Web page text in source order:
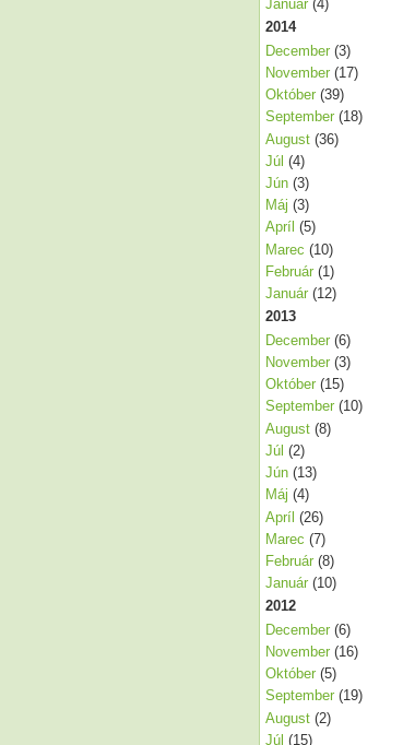
Január(4)
2014
December(3)
November(17)
Október(39)
September(18)
August(36)
Júl (4)
Jún(3)
Máj (3)
Apríl (5)
Marec (10)
Február(1)
Január(12)
2013
December(6)
November(3)
Október(15)
September(10)
August(8)
Júl (2)
Jún(13)
Máj (4)
Apríl (26)
Marec (7)
Február(8)
Január(10)
2012
December(6)
November(16)
Október(5)
September(19)
August(2)
Júl (15)